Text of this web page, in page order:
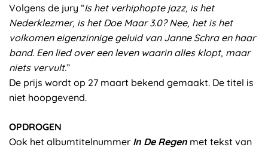
Volgens de jury “Is het verhiphopte jazz, is het
Nederklezmer, is het Doe Maar 3.0? Nee, het is het
volkomen eigenzinnige geluid van Janne Schra en haar
band. Een lied over een leven waarin alles klopt, maar
niets vervult.”
De prijs wordt op 27 maart bekend gemaakt. De titel is
niet hoopgevend.
OPDROGEN
Ook het albumtitelnummer In De Regen met tekst van